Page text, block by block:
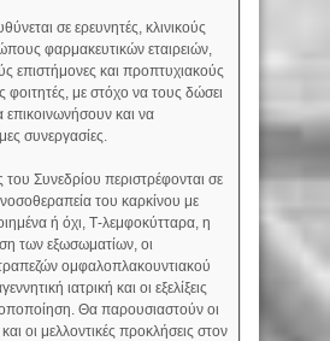
σε ερευνητές, κλινικούς
φαρμακευτικών εταιρειών,
επιστήμονες και προπτυχιακούς
φοιτητές, με στόχο να τους δώσει
επικοινωνήσουν και να
συνεργασίες.
του Συνεδρίου περιστρέφονται σε
του καρκίνου με
ή όχι, Τ-λεμφοκύτταρα, η
των εξωσωματίων, οι
ομφαλοπλακουντιακού
ιατρική και οι εξελίξεις
Θα παρουσιαστούν οι
οι μελλοντικές προκλήσεις στον